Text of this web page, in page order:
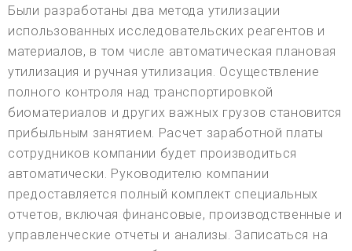
Были разработаны два метода утилизации
использованных исследовательских реагентов и
материалов, в том числе автоматическая плановая
утилизация и ручная утилизация. Осуществление
полного контроля над транспортировкой
биоматериалов и других важных грузов становится
прибыльным занятием. Расчет заработной платы
сотрудников компании будет производиться
автоматически. Руководителю компании
предоставляется полный комплект специальных
отчетов, включая финансовые, производственные и
управленческие отчеты и анализы. Записаться на